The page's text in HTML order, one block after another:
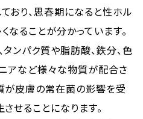
おり、思春期になると性ホル
ることが分かっています。
ンパク質や脂肪酸、鉄分、色
アなど様々な物質が配合さ
が皮膚の常在菌の影響を受
せることになります。